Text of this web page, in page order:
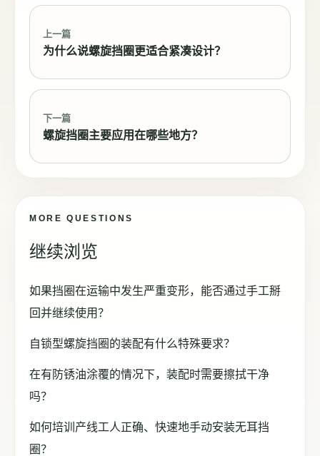
上一篇
为什么说螺旋挡圈更适合紧凑设计？
下一篇
螺旋挡圈主要应用在哪些地方？
MORE QUESTIONS
继续浏览
如果挡圈在运输中发生严重变形，能否通过手工掰
回并继续使用？
自锁型螺旋挡圈的装配有什么特殊要求？
在有防锈油涂覆的情况下，装配时需要擦拭干净
吗？
如何培训产线工人正确、快速地手动安装无耳挡
圈？